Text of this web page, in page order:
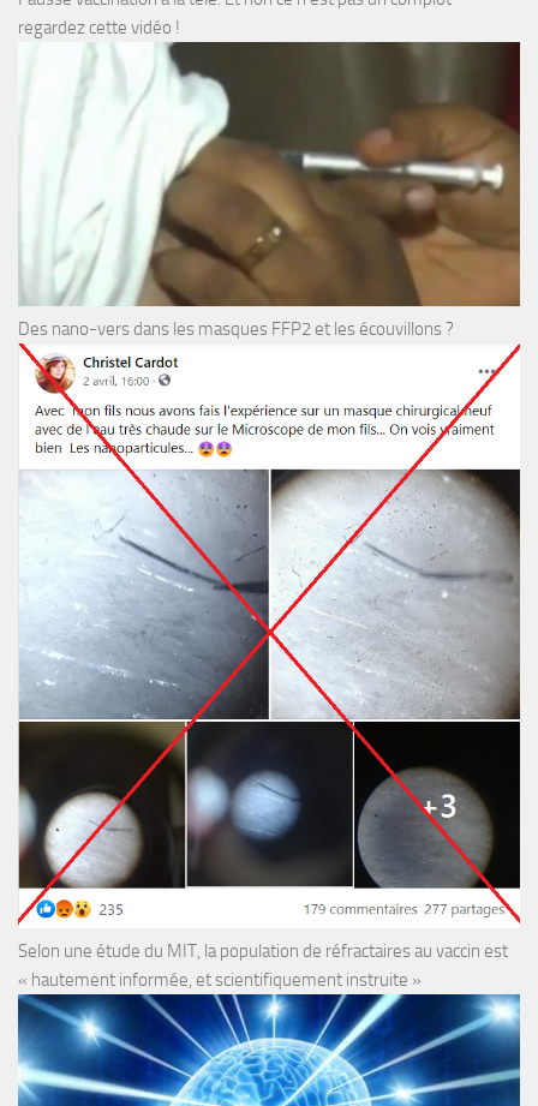
regardez cette vidéo !
Des nano-vers dans les masques FFP2 et les écouvillons ?
Selon une étude du MIT, la population de réfractaires au vaccin est
« hautement informée, et scientifiquement instruite »